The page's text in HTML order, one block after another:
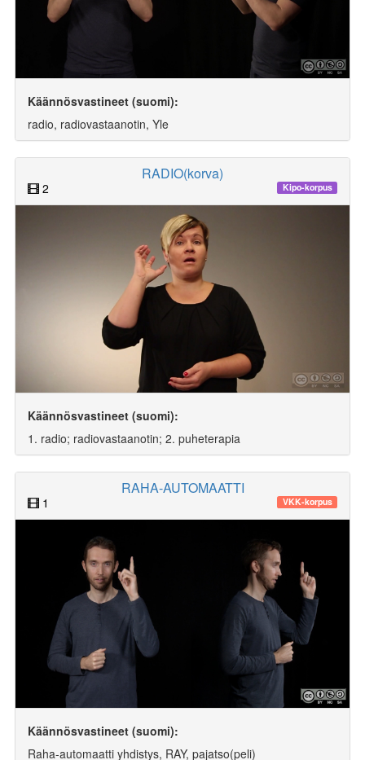
Käännösvastineet (suomi):
radio, radiovastaanotin, Yle
RADIO(korva)
2 Kipo-korpus
Käännösvastineet (suomi):
1. radio; radiovastaanotin; 2. puheterapia
RAHA-AUTOMAATTI
1 VKK-korpus
Käännösvastineet (suomi):
Raha-automaatti yhdistys, RAY, pajatso(peli)